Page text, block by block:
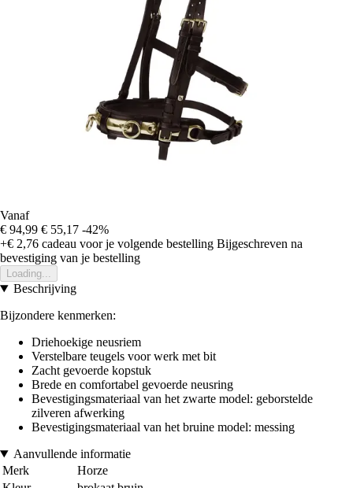
Vanaf
€ 94,99 € 55,17 -42%
+€ 2,76 cadeau voor je volgende bestelling Bijgeschreven na
bevestiging van je bestelling
Loading...
Beschrijving
Bijzondere kenmerken:
Driehoekige neusriem
Verstelbare teugels voor werk met bit
Zacht gevoerde kopstuk
Brede en comfortabel gevoerde neusring
Bevestigingsmateriaal van het zwarte model: geborstelde
zilveren afwerking
Bevestigingsmateriaal van het bruine model: messing
Aanvullende informatie
Merk
Horze